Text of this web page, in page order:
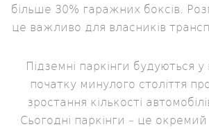
більше 30% гаражних боксів.
це важливо для власників
Підземні паркінги будуються у
початку минулого століття
зростання кількості
Сьогодні паркінги – це